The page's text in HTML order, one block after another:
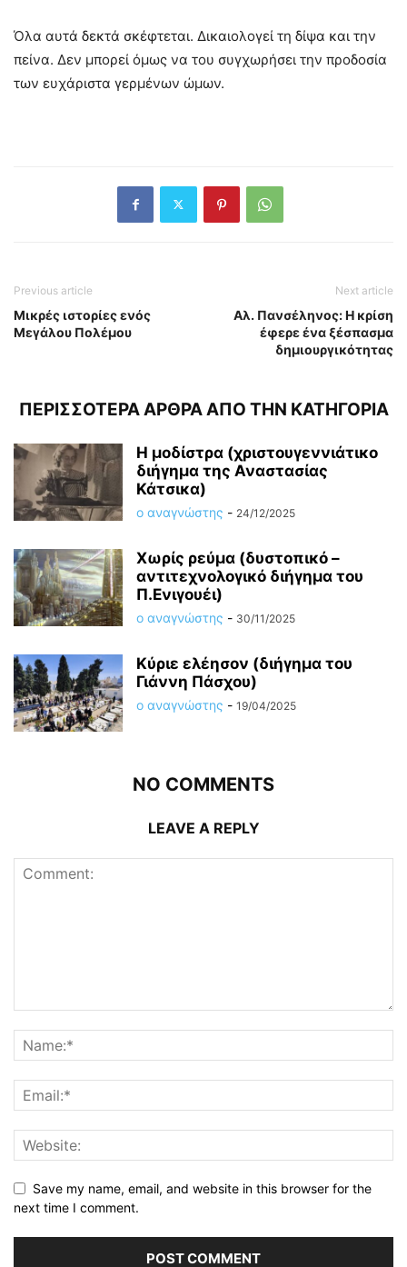
Όλα αυτά δεκτά σκέφτεται. Δικαιολογεί τη δίψα και την
πείνα. Δεν μπορεί όμως να του συγχωρήσει την προδοσία
των ευχάριστα γερμένων ώμων.
Previous article
Μικρές ιστορίες ενός
Μεγάλου Πολέμου
Next article
Αλ. Πανσέληνος: Η κρίση
έφερε ένα ξέσπασμα
δημιουργικότητας
ΠΕΡΙΣΣΟΤΕΡΑ ΑΡΘΡΑ ΑΠΟ ΤΗΝ ΚΑΤΗΓΟΡΙΑ
Η μοδίστρα (χριστουγεννιάτικο
διήγημα της Αναστασίας
Κάτσικα)
ο αναγνώστης - 24/12/2025
Χωρίς ρεύμα (δυστοπικό –
αντιτεχνολογικό διήγημα του
Π.Ενιγουέι)
ο αναγνώστης - 30/11/2025
Κύριε ελέησον (διήγημα του
Γιάννη Πάσχου)
ο αναγνώστης - 19/04/2025
NO COMMENTS
LEAVE A REPLY
Save my name, email, and website in this browser for the
next time I comment.